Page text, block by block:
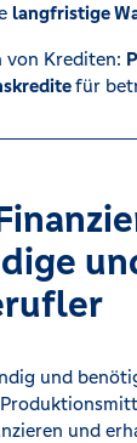
116)
langfristige
von Krediten:
für
und
und